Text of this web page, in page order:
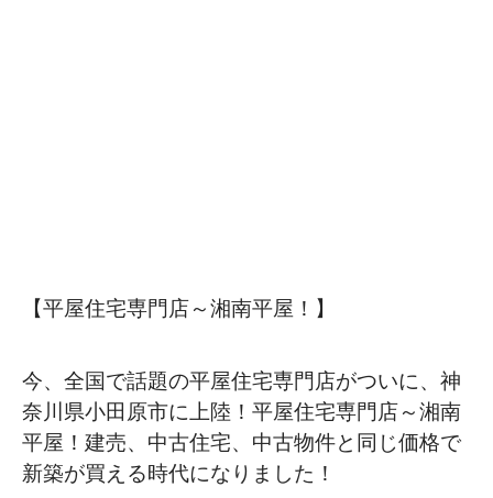
【平屋住宅専門店～湘南平屋！】
今、全国で話題の平屋住宅専門店がついに、神
奈川県小田原市に上陸！平屋住宅専門店～湘南
平屋！建売、中古住宅、中古物件と同じ価格で
新築が買える時代になりました！